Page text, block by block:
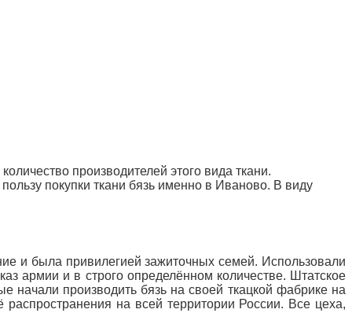
производителей этого вида ткани.
покупки ткани бязь именно в Иваново. В виду
и была привилегией зажиточных семей. Использовали
армии и в строго определённом количестве. Штатское
начали производить бязь на своей ткацкой фабрике на
на всей территории России. Все цеха,